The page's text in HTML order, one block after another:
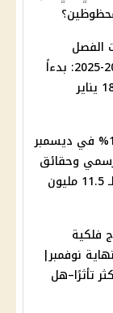
الفصل
الدراسي الأول للمدارس 2024-2025: بدءاً
من 11 يناير لصفوف النقل و18 يناير
هل سيتم زيادة المعاشات 15% في ديسمبر
وحقائق
هامة تخص صرف المعاشات لـ 11.5 مليون
شماس: 4 أبراج فلكية
نوفمبر|
تأثرًا–هل